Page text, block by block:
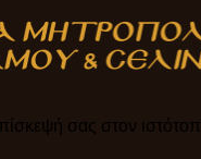
σας στον